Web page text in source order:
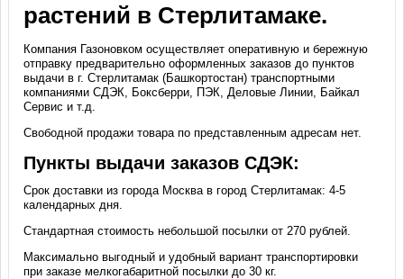
растений в Стерлитамаке.
Компания Газоновком осуществляет оперативную и бережную
отправку предварительно оформленных заказов до пунктов
выдачи в г. Стерлитамак (Башкортостан) транспортными
компаниями СДЭК, Боксберри, ПЭК, Деловые Линии, Байкал
Сервис и т.д.
Свободной продажи товара по представленным адресам нет.
Пункты выдачи заказов СДЭК:
Срок доставки из города Москва в город Стерлитамак: 4-5
календарных дня.
Стандартная стоимость небольшой посылки от 270 рублей.
Максимально выгодный и удобный вариант транспортировки
при заказе мелкогабаритной посылки до 30 кг.